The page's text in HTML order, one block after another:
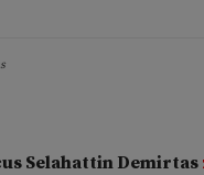
Selahattin Demirtas